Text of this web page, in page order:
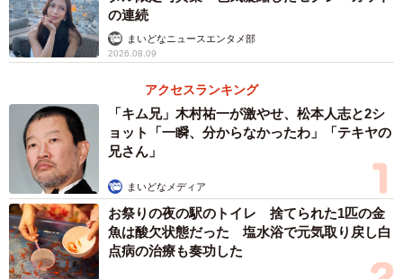
の連続
まいどなニュースエンタメ部
2026.08.09
アクセスランキング
「キム兄」木村祐一が激やせ、松本人志と2シ
ョット「一瞬、分からなかったわ」「テキヤの
兄さん」
まいどなメディア
お祭りの夜の駅のトイレ 捨てられた1匹の金
魚は酸欠状態だった 塩水浴で元気取り戻し白
点病の治療も奏功した